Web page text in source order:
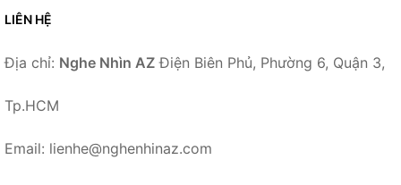
LIÊN HỆ
Địa chỉ: Nghe Nhìn AZ Điện Biên Phủ, Phường 6, Quận 3,
Tp.HCM
Email: lienhe@nghenhinaz.com